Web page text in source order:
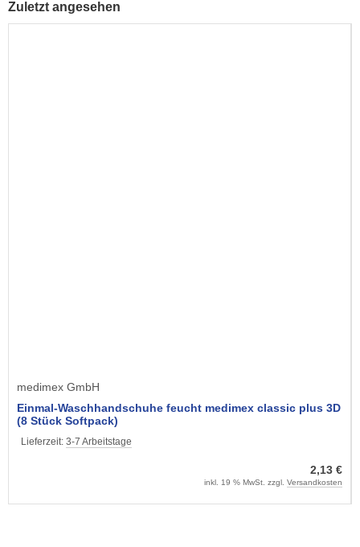
Zuletzt angesehen
medimex GmbH
Einmal-Waschhandschuhe feucht medimex classic plus 3D
(8 Stück Softpack)
Lieferzeit: 3-7 Arbeitstage
2,13 €
inkl. 19 % MwSt. zzgl. Versandkosten